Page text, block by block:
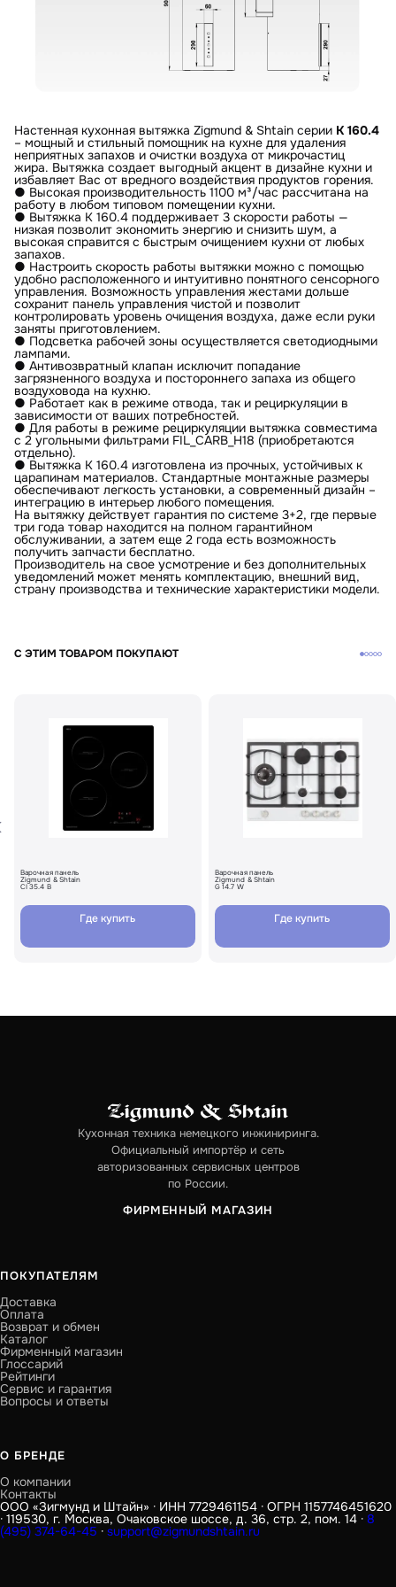
Настенная кухонная вытяжка Zigmund & Shtain серии K 160.4
– мощный и стильный помощник на кухне для удаления
неприятных запахов и очистки воздуха от микрочастиц
жира. Вытяжка создает выгодный акцент в дизайне кухни и
избавляет Вас от вредного воздействия продуктов горения.
● Высокая производительность 1100 м³/час рассчитана на
работу в любом типовом помещении кухни.
● Вытяжка K 160.4 поддерживает 3 скорости работы —
низкая позволит экономить энергию и снизить шум, а
высокая справится с быстрым очищением кухни от любых
запахов.
● Настроить скорость работы вытяжки можно с помощью
удобно расположенного и интуитивно понятного сенсорного
управления. Возможность управления жестами дольше
сохранит панель управления чистой и позволит
контролировать уровень очищения воздуха, даже если руки
заняты приготовлением.
● Подсветка рабочей зоны осуществляется светодиодными
лампами.
● Антивозвратный клапан исключит попадание
загрязненного воздуха и постороннего запаха из общего
воздуховода на кухню.
● Работает как в режиме отвода, так и рециркуляции в
зависимости от ваших потребностей.
● Для работы в режиме рециркуляции вытяжка совместима
с 2 угольными фильтрами FIL_CARB_H18 (приобретаются
отдельно).
● Вытяжка K 160.4 изготовлена из прочных, устойчивых к
царапинам материалов. Стандартные монтажные размеры
обеспечивают легкость установки, а современный дизайн –
интеграцию в интерьер любого помещения.
На вытяжку действует гарантия по системе 3+2, где первые
три года товар находится на полном гарантийном
обслуживании, а затем еще 2 года есть возможность
получить запчасти бесплатно.
Производитель на свое усмотрение и без дополнительных
уведомлений может менять комплектацию, внешний вид,
страну производства и технические характеристики модели.
С ЭТИМ ТОВАРОМ ПОКУПАЮТ
Варочная панель
Zigmund & Shtain
CI 35.4 B
Где купить
Варочная панель
Zigmund & Shtain
G 14.7 W
Где купить
Кухонная техника немецкого инжиниринга.
Официальный импортёр и сеть
авторизованных сервисных центров
по России.
ФИРМЕННЫЙ МАГАЗИН
ПОКУПАТЕЛЯМ
Доставка
Оплата
Возврат и обмен
Каталог
Фирменный магазин
Глоссарий
Рейтинги
Сервис и гарантия
Вопросы и ответы
О БРЕНДЕ
О компании
Контакты
ООО «Зигмунд и Штайн» · ИНН 7729461154 · ОГРН 1157746451620
· 119530, г. Москва, Очаковское шоссе, д. 36, стр. 2, пом. 14 · 8
(495) 374-64-45 · support@zigmundshtain.ru